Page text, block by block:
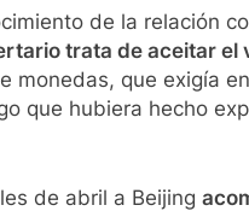
de la relación
trata de aceitar el
monedas, que exigía
que hubiera hecho
de abril a Beijing